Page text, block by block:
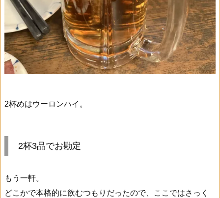
2杯めはウーロンハイ。
2杯3品でお勘定
もう一軒。
どこかで本格的に飲むつもりだったので、ここではさっく